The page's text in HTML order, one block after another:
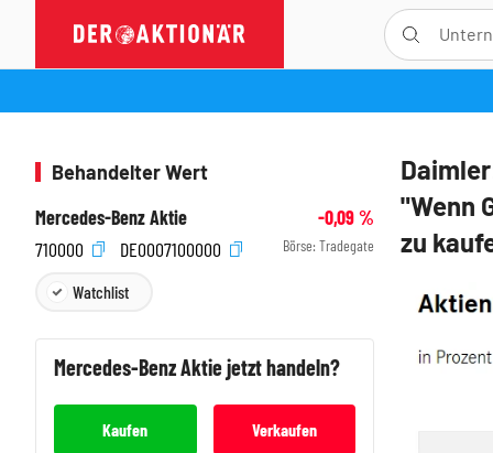
"Wenn
zu
Behandelter Wert
Mercedes-Benz Aktie
-0,09%
710000
DE0007100000 Börse: Tradegate
Watchlist
Mercedes-BenzAktie jetzt handeln?
Kaufen Verkaufen